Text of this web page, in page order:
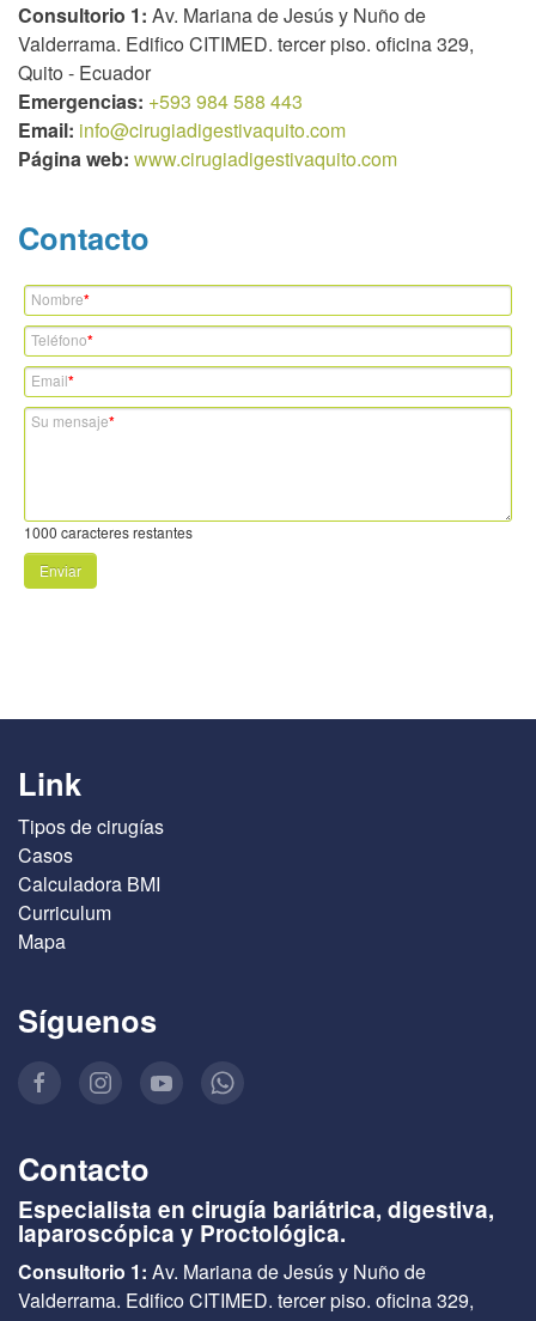
Consultorio 1: Av. Mariana de Jesús y Nuño de
Valderrama. Edifico CITIMED. tercer piso. oficina 329,
Quito - Ecuador
Emergencias: +593 984 588 443
Email: info@cirugiadigestivaquito.com
Página web: www.cirugiadigestivaquito.com
Contacto
Nombre*
Teléfono*
Email*
Su mensaje*
1000 caracteres restantes
Enviar
Link
Tipos de cirugías
Casos
Calculadora BMI
Curriculum
Mapa
Síguenos
Contacto
Especialista en cirugía bariátrica, digestiva,
laparoscópica y Proctológica.
Consultorio 1: Av. Mariana de Jesús y Nuño de
Valderrama. Edifico CITIMED. tercer piso. oficina 329,